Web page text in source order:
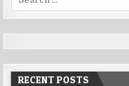
RECENT POSTS